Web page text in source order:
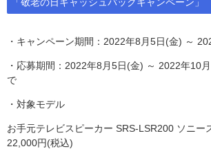
・キャンペーン期間：2022年8月5日(金) ～
・応募期間：2022年8月5日(金) ～ 2022年10
で
・対象モデル
お手元テレビスピーカー SRS-LSR200 ソニー
22,000円(税込)